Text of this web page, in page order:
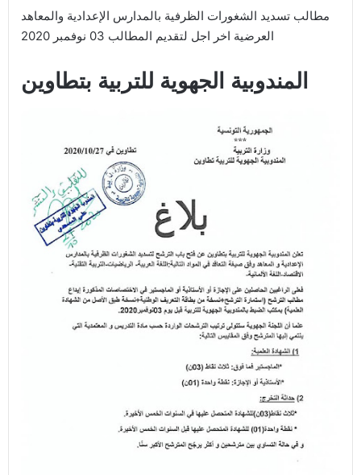
مطالب تسديد الشغورات الظرفية بالمدارس الإعدادية والمعاهد
المندوبية الجهوية للتربية بتطاوين